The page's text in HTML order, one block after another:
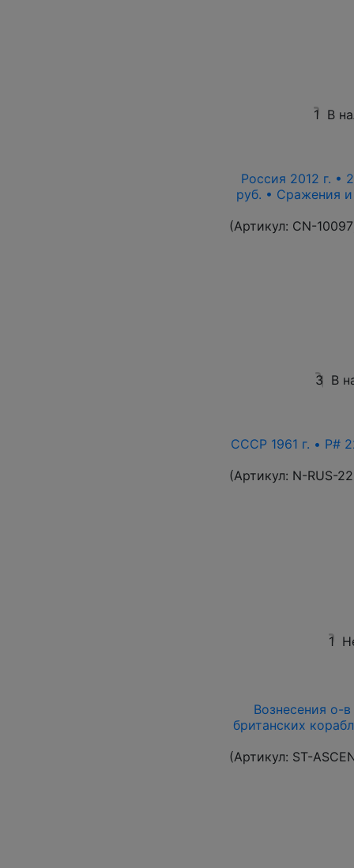
1 В
Россия 2012 г. •
руб. • Сражения
(Артикул: CN-10097
3 В
СССР 1961 г. • P#
(Артикул: N-RUS-
1
Вознесения о-
британских
(Артикул: ST-